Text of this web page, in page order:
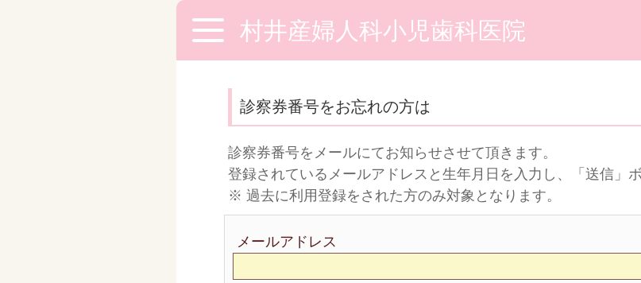
村井産婦人科小児歯科医院
診察券番号をお忘れの方は
診察券番号をメールにてお知らせさせて頂きます。
登録されているメールアドレスと生年月日を入力し、「送信」
※ 過去に利用登録をされた方のみ対象となります。
メールアドレス